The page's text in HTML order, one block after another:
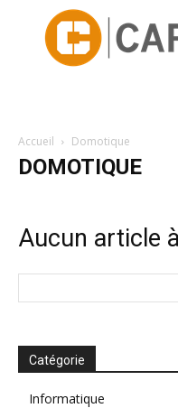
Accueil Domotique
DOMOTIQUE
Aucun article
Catégorie
Informatique